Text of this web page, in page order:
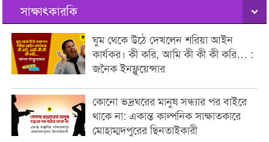
সাক্ষাৎকারকি
ঘুম থেকে উঠে দেখলেন শরিয়া আইন
কার্যকর। কী করি, আমি কী কী কী করি… :
জনৈক ইনফ্লুয়েন্সার
কোনো ভদ্রঘরের মানুষ সন্ধ্যার পর বাইরে
থাকে না: একান্ত কাল্পনিক সাক্ষাতকারে
মোহাম্মদপুরের ছিনতাইকারী